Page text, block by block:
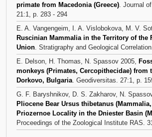
primate from Macedonia (Greece). Journal
21:1, p. 283 - 294
E. A. Vangengeim, I. A. Vislobokova, M. V.
Ruscinian Mammalia in the Territory of the
Union. Stratigraphy and Geological
E. Delson, H. Thomas, N. Spassov 2005,
monkeys (Primates, Cercopithecidae) from
Dorkovo, Bulgaria. Geodiversitas. 27:1, p.
G. F. Baryshnikov, D. S. Zakharov, N.
Pliocene Bear Ursus thibetanus
Priozernoe Locality in the Dniester Basin
Proceedings of the Zoological Institute RAS.